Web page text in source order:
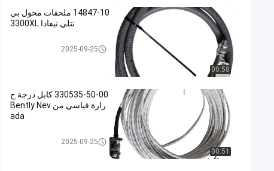
00:58
14847-10 ملحقات محول بي
نتلي نيفادا 3300XL
نظام مراقبة اهتزازات (بنتلي نيفاد
2025-09-25
00:51
330535-50-00 كابل درجة ح
رارة قياسي من Bently Nev
ada
نظام مراقبة اهتزازات (بنتلي نيفاد
2025-09-25